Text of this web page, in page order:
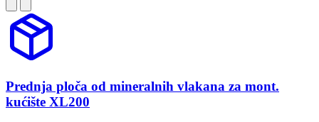
Prednja ploča od mineralnih vlakana za mont.
kućište XL200